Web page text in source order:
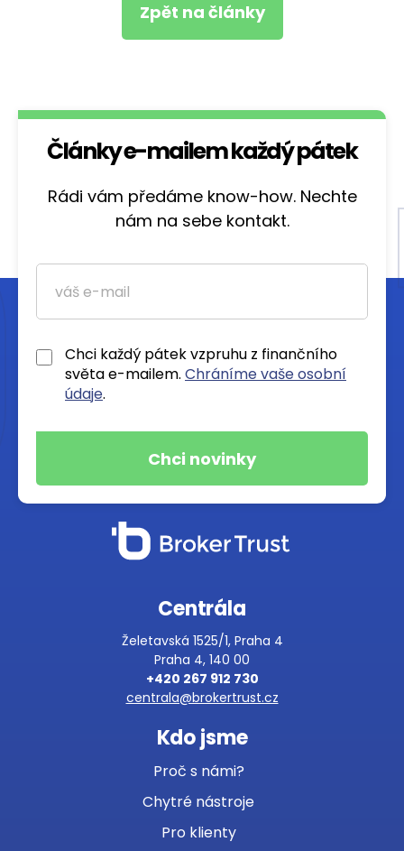
Zpět na články
Články e-mailem každý pátek
Rádi vám předáme know-how. Nechte
nám na sebe kontakt.
Chci každý pátek vzpruhu z finančního
světa e-mailem. Chráníme vaše osobní
údaje.
Centrála
Želetavská 1525/1, Praha 4
Praha 4, 140 00
+420 267 912 730
centrala@brokertrust.cz
Kdo jsme
Proč s námi?
Chytré nástroje
Pro klienty